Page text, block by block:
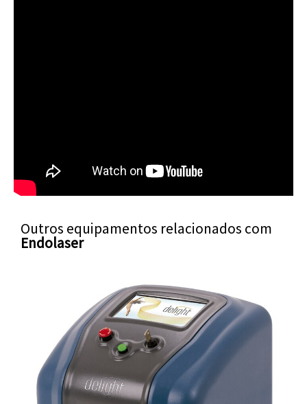
Outros equipamentos relacionados com
Endolaser